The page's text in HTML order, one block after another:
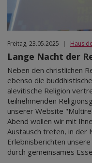
Freitag, 23.05.2025 | Haus
Lange Nacht der
Neben den christlichen
ebenso die
alevitische Religion
teilnehmenden
unserer Website
Abend wollen wir mit
Austausch treten, in der
Erlebnisberichten
durch gemeinsames